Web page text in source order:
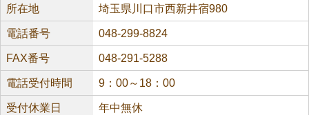
所在地 埼玉県川口市西新井宿980
電話番号 048-299-8824
FAX番号 048-291-5288
電話受付時間 9：00～18：00
受付休業日 年中無休